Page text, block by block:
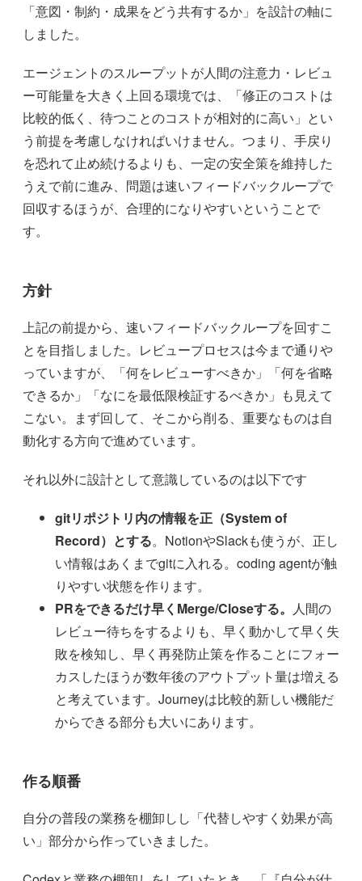
「意図・制約・成果をどう共有するか」を設計の軸に
しました。
エージェントのスループットが人間の注意力・レビュ
ー可能量を大きく上回る環境では、「修正のコストは
比較的低く、待つことのコストが相対的に高い」とい
う前提を考慮しなければいけません。つまり、手戻り
を恐れて止め続けるよりも、一定の安全策を維持した
うえで前に進み、問題は速いフィードバックループで
回収するほうが、合理的になりやすいということで
す。
方針
上記の前提から、速いフィードバックループを回すこ
とを目指しました。レビュープロセスは今まで通りや
っていますが、「何をレビューすべきか」「何を省略
できるか」「なにを最低限検証するべきか」も見えて
こない。まず回して、そこから削る、重要なものは自
動化する方向で進めています。
それ以外に設計として意識しているのは以下です
gitリポジトリ内の情報を正（System of
Record）とする。NotionやSlackも使うが、正し
い情報はあくまでgitに入れる。coding agentが触
りやすい状態を作ります。
PRをできるだけ早くMerge/Closeする。 人間の
レビュー待ちをするよりも、早く動かして早く失
敗を検知し、早く再発防止策を作ることにフォー
カスしたほうが数年後のアウトプット量は増える
と考えています。Journeyは比較的新しい機能だ
からできる部分も大いにあります。
作る順番
自分の普段の業務を棚卸しし「代替しやすく効果が高
い」部分から作っていきました。